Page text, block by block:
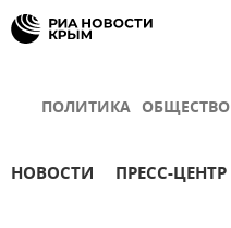
ПОЛИТИКА ОБЩЕСТВО
НОВОСТИ ПРЕСС-ЦЕНТР